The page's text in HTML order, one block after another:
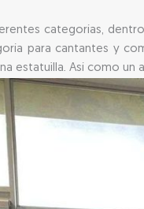
categorías,
para cantantes y
estatuilla. Así como un